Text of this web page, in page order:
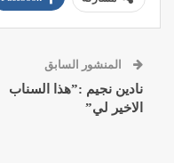
المنشور السابق
نادين نجيم :”هذا السناب
الاخير لي”